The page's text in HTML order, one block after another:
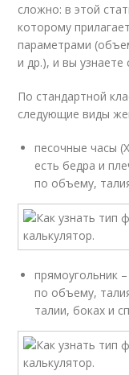
сложно: в этой
которому
параметрами
и др.), и вы
По стандартной
следующие виды
песочные часы
есть бедра и
по объему,
прямоугольник
по объему,
талии, боках и